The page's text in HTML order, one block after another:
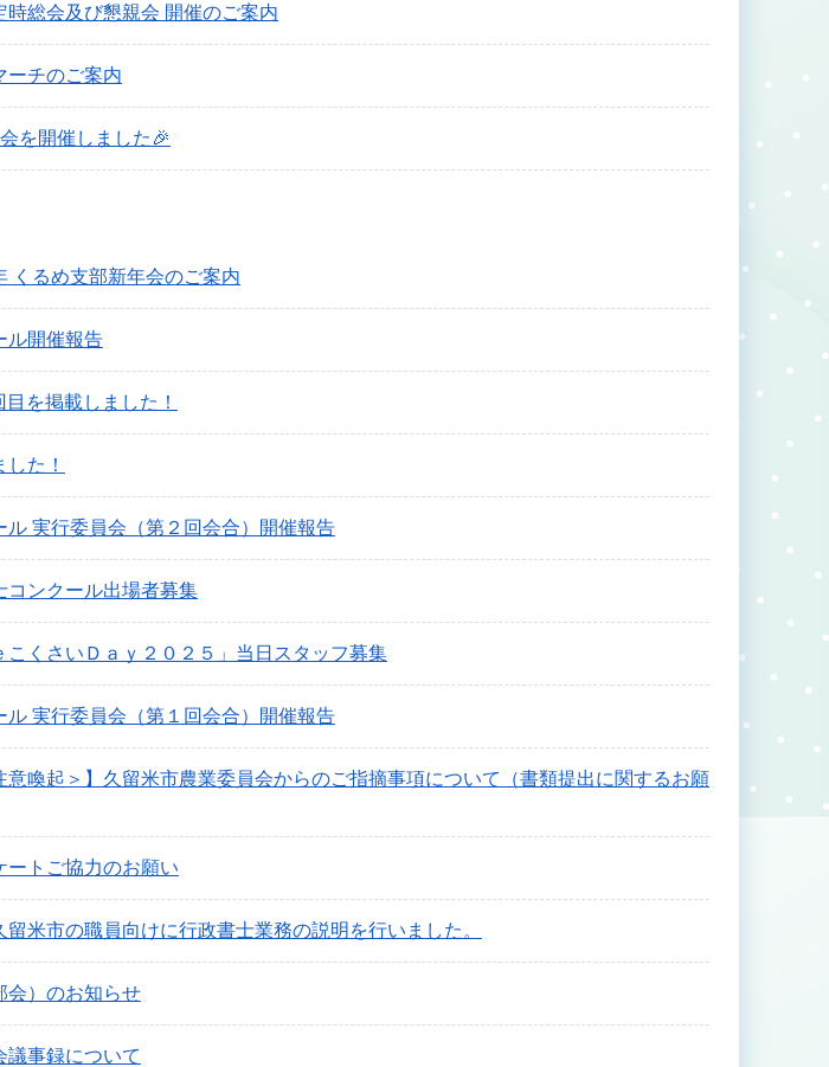
総会及び懇親会 開催のご案内
ーチのご案内
を開催しました🎉
くるめ支部新年会のご案内
ル開催報告
を掲載しました！
た！
ル 実行委員会（第２回会合）開催報告
コンクール出場者募集
こくさいＤａｙ２０２５」当日スタッフ募集
ル 実行委員会（第１回会合）開催報告
意喚起＞】久留米市農業委員会からのご指摘事項について（書類提出に関するお願
ートご協力のお願い
留米市の職員向けに行政書士業務の説明を行いました。
会）のお知らせ
議事録について